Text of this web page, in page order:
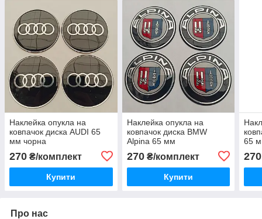
Наклейка опукла на
ковпачок диска AUDI 65
мм чорна
270 ₴/комплект
Купити
Наклейка опукла на
ковпачок диска BMW
Alpina 65 мм
270₴/комплект
Купити
65
270
Про нас